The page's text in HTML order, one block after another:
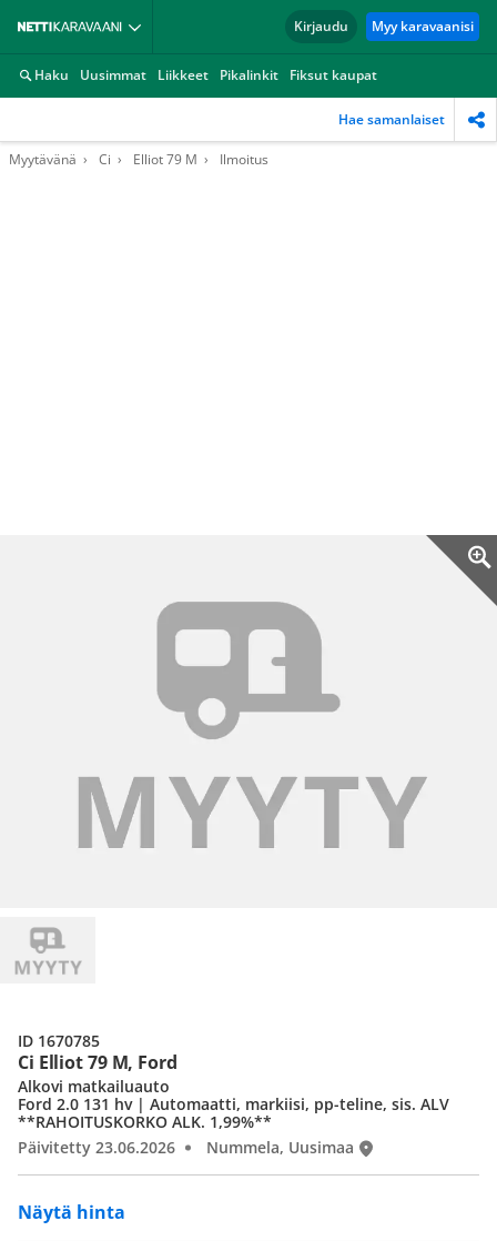
Kirjaudu Myy karavaanisi
Haku Uusimmat Liikkeet Pikalinkit Fiksut kaupat
Hae samanlaiset
Myytävänä Ci Elliot 79 M Ilmoitus
Ci Elliot 79 M, Ford
Näytä hinta
Alkovi matkailuauto
Ford 2.0 131 hv | Automaatti, markiisi, pp-teline, sis. ALV
**RAHOITUSKORKO ALK. 1,99%**
Päivitetty 23.06.2026
Nummela, Uusimaa
ID 1670785